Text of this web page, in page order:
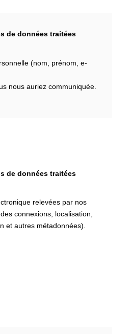
de données traitées
(nom, prénom, e-
nous auriez communiquée.
de données traitées
relevées par nos
connexions, localisation,
et autres métadonnées).